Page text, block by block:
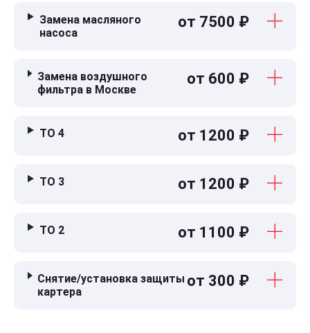
Замена масляного
насоса
от 7500 ₽
Замена воздушного
фильтра в Москве
от 600 ₽
ТО 4 от 1200 ₽
ТО 3 от 1200 ₽
ТО 2 от 1100 ₽
Снятие/установка защиты
картера
от 300 ₽